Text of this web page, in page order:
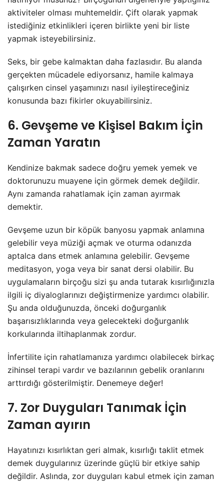
aktiviteler olması muhtemeldir. Çift olarak yapmak
istediğiniz etkinlikleri içeren birlikte yeni bir liste
yapmak isteyebilirsiniz.
Seks, bir gebe kalmaktan daha fazlasıdır. Bu alanda
gerçekten mücadele ediyorsanız, hamile kalmaya
çalışırken cinsel yaşamınızı nasıl iyileştireceğiniz
konusunda bazı fikirler okuyabilirsiniz.
6. Gevşeme ve Kişisel Bakım İçin
Zaman Yaratın
Kendinize bakmak sadece doğru yemek yemek ve
doktorunuzu muayene için görmek demek değildir.
Aynı zamanda rahatlamak için zaman ayırmak
demektir.
Gevşeme uzun bir köpük banyosu yapmak anlamına
gelebilir veya müziği açmak ve oturma odanızda
aptalca dans etmek anlamına gelebilir. Gevşeme
meditasyon, yoga veya bir sanat dersi olabilir. Bu
uygulamaların birçoğu sizi şu anda tutarak kısırlığınızla
ilgili iç diyaloglarınızı değiştirmenize yardımcı olabilir.
Şu anda olduğunuzda, önceki doğurganlık
başarısızlıklarında veya gelecekteki doğurganlık
korkularında iltihaplanmak zordur.
İnfertilite için rahatlamanıza yardımcı olabilecek birkaç
zihinsel terapi vardır ve bazılarının gebelik oranlarını
arttırdığı gösterilmiştir. Denemeye değer!
7. Zor Duyguları Tanımak İçin
Zaman ayırın
Hayatınızı kısırlıktan geri almak, kısırlığı taklit etmek
demek duygularınız üzerinde güçlü bir etkiye sahip
değildir. Aslında, zor duyguları kabul etmek için zaman